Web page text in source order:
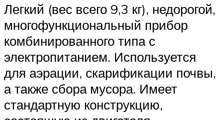
Легкий (вес всего 9,3 кг), недорогой,
многофункциональный прибор
комбинированного типа с
электропитанием. Используется
для аэрации, скарификации почвы,
а также сбора мусора. Имеет
стандартную конструкцию,